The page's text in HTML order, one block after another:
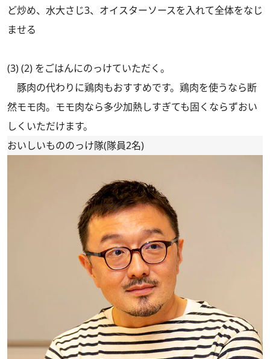
ど炒め、水大さじ3、オイスターソースを入れて全体をなじ
ませる
(3) (2) をごはんにのっけていただく。
豚肉の代わりに鶏肉もおすすめです。鶏肉を使うなら断
然モモ肉。モモ肉なら多少加熱しすぎても固くならずおい
しくいただけます。
おいしいもののっけ隊(隊員2名)